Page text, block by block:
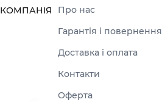
КОМПАНІЯ
Про нас
Гарантія і повернення
Доставка і оплата
Контакти
Оферта